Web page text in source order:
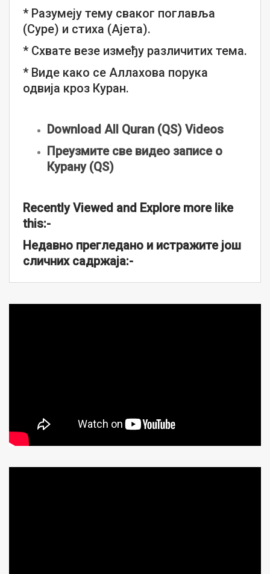
* Разумеју тему сваког поглавља
(Суре) и стиха (Ајета).
* Схвате везе између различитих тема.
* Виде како се Аллахова порука
одвија кроз Куран.
Download All Quran (QS) Videos
Преузмите све видео записе о
Курану (QS)
Recently Viewed and Explore more like
this:-
Недавно прегледано и истражите још
сличних садржаја:-